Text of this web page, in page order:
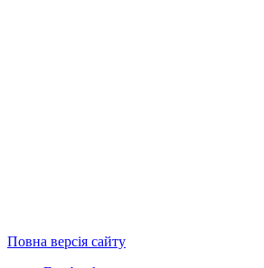
Повна версія сайту